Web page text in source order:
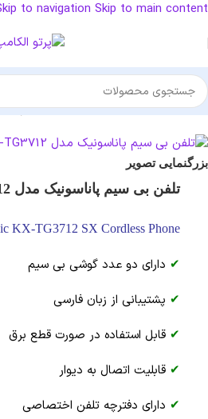
to navigation Skip to main content
خانه/تلفن/تلفن آنالوگ/تلفن بی سیم/
بزرگنمایی تصویر
تلفن بی سیم پاناسونیک مدل KX-TG3712
KX-TG3712 SX Cordless Phone
✔ دارای دو عدد گوشی بی سیم
✔ پشتیبانی از زبان فارسی
✔ قابل استفاده در صورت قطع برق
✔ قابلیت اتصال به دیوار
✔ دارای دفترچه تلفن اختصاصی